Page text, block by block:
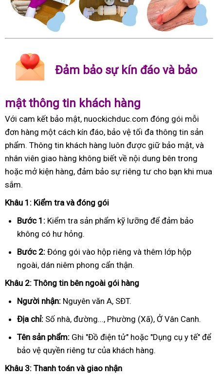
Đảm bảo sự kín đáo và bảo
mật thông tin khách hàng
Với cam kết bảo mật, nuockichduc.com đóng gói mỗi
đơn hàng một cách kín đáo, bảo vệ tối đa thông tin sản
phẩm. Thông tin khách hàng luôn được giữ bảo mật, và
nhân viên giao hàng không biết về nội dung bên trong
hoặc mở kiện hàng, đảm bảo sự riêng tư cho bạn khi mua
sắm.
Khâu 1: Kiểm tra và đóng gói
Bước 1: Kiểm tra sản phẩm kỹ lưỡng để đảm bảo
không có hư hỏng.
Bước 2: Đóng gói vào hộp riêng và thêm lớp hộp
ngoài, dán niêm phong cẩn thận.
Khâu 2: Thông tin bên ngoài gói hàng
Người nhận: Nguyên văn A, SĐT.
Địa chỉ: Số nhà, đường..., Phường (Xã), Ở Vân Canh.
Tên sản phẩm: Ghi "Đồ điện tử" hoặc "Dụng cụ y tế" để
bảo vệ quyền riêng tư của khách hàng.
Khâu 3: Thanh toán và giao nhận